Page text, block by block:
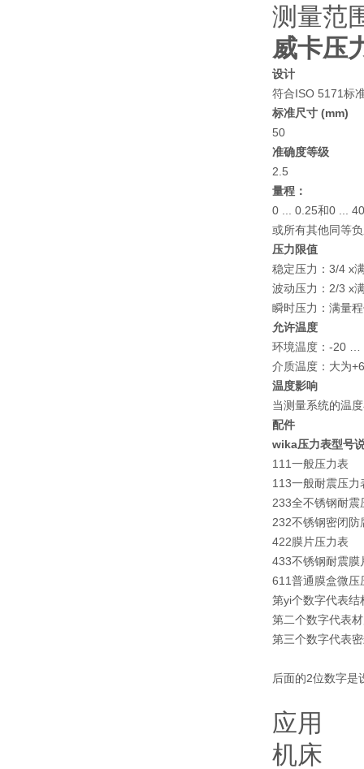
测量范
威卡压
设计
符合ISO 5171标
标准尺寸 (mm)
50
准确度等级
2.5
量程：
0 ... 0.25和0 ...
或所有其他同等
压力限值
稳定压力：3/4 x
波动压力：2/3 x
瞬时压力：满量
允许温度
环境温度：-20
介质温度：大为
温度影响
当测量系统的温
配件
wika压力表型号
111一般压力表
113一般耐震压力
233全不锈钢耐震
232不锈钢密闭防
422膜片压力表
433不锈钢耐震膜
611普通膜盒微压
第yi个数字代表结
第二个数字代表
第三个数字代表
后面的2位数字是
应用
机床